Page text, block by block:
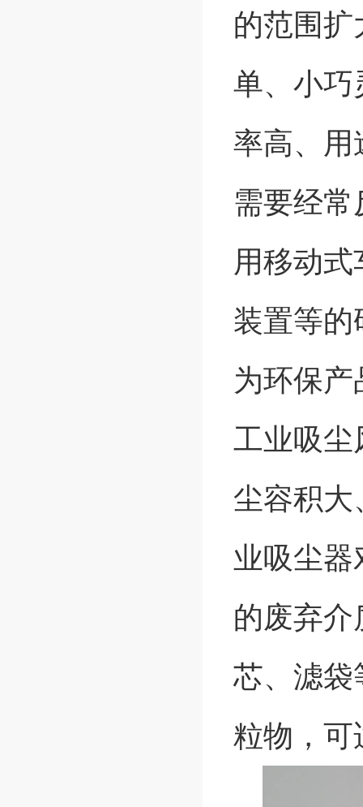
的范围
单、小巧
率高、用
需要经
用移动
装置等的
为环保
工业吸尘
尘容积大
业吸尘
的废弃
芯、滤袋
粒物，可